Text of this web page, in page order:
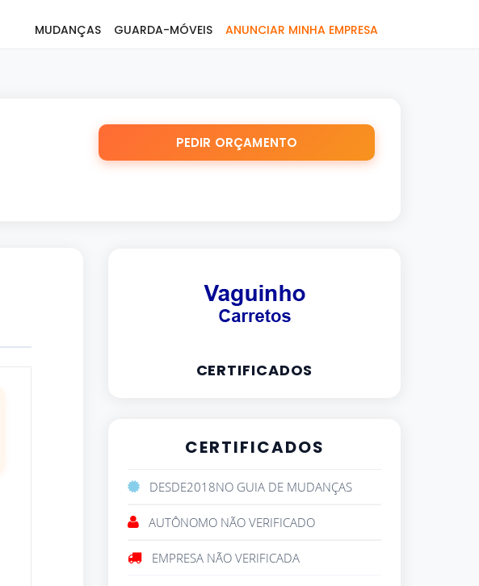
MUDANÇAS GUARDA-MÓVEIS ANUNCIAR MINHA EMPRESA
PEDIR ORÇAMENTO
CERTIFICADOS
CERTIFICADOS
DESDE2018NO GUIA DE MUDANÇAS
AUTÔNOMO NÃO VERIFICADO
EMPRESA NÃO VERIFICADA